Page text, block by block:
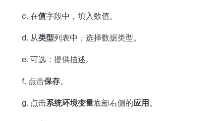
c. 在值字段中，填入数值。
d. 从类型列表中，选择数据类型。
e. 可选：提供描述。
f. 点击保存。
g. 点击系统环境变量底部右侧的应用。